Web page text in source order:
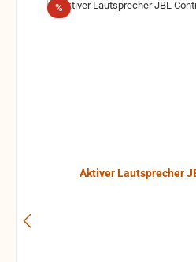
%Rabatt
Aktiver Lautsprecher